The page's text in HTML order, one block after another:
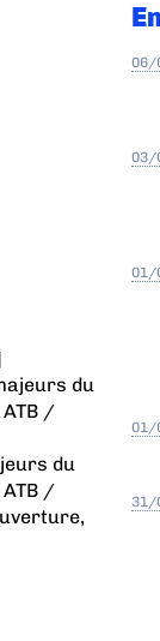
du
/
06/
03/
01/
01/
31/